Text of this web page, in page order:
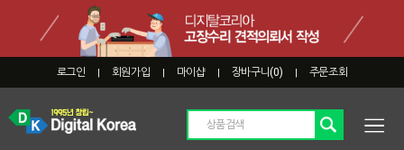
로그인 | 회원가입 | 마이샵 | 장바구니(0) | 주문조회